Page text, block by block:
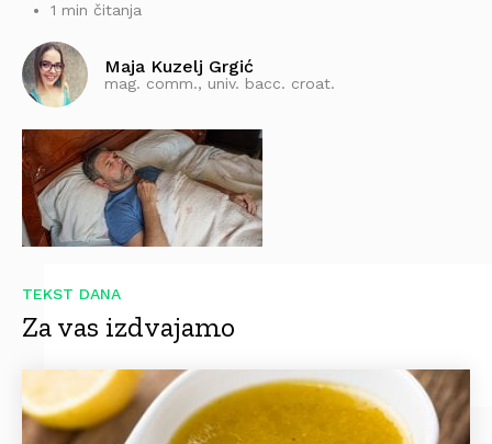
1 min čitanja
Maja Kuzelj Grgić
mag. comm., univ. bacc. croat.
TEKST DANA
Za vas izdvajamo